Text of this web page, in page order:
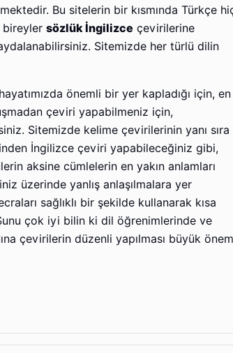
Bu sitelerin bir kısmında Türkçe
bireyler sözlük İngilizce çevirilerine
Sitemizde her türlü dilin
önemli bir yer kapladığı için, en
çeviri yapabilmeniz için,
Sitemizde kelime çevirilerinin yanı sıra
İngilizce çeviri yapabileceğiniz gibi,
aksine cümlelerin en yakın anlamları
üzerinde yanlış anlaşılmalara yer
sağlıklı bir şekilde kullanarak kısa
çok iyi bilin ki dil öğrenimlerinde ve
çevirilerin düzenli yapılması büyük önem